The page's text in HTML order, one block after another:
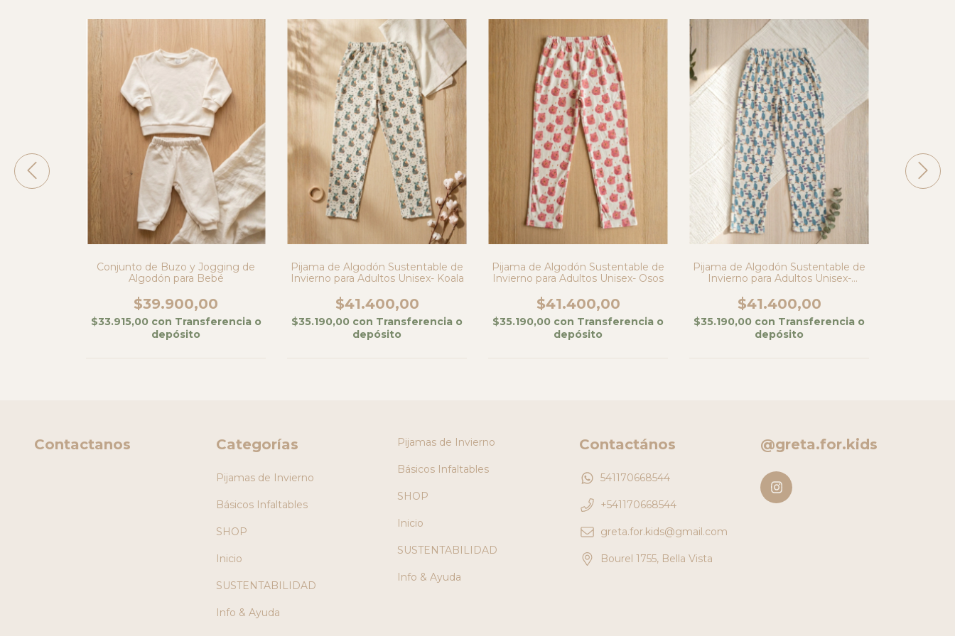
Conjunto de Buzo y Jogging de
Algodón para Bebé
$39.900,00
$33.915,00 con Transferencia o
depósito
Pijama de Algodón Sustentable de
Invierno para Adultos Unisex- Koala
$41.400,00
$35.190,00 con Transferencia o
depósito
Pijama de Algodón Sustentable de
Invierno para Adultos Unisex- Osos
$41.400,00
$35.190,00 con Transferencia o
depósito
Pijama de Algodón Sustentable de
Invierno para Adultos Unisex-
$41.400,00
$35.190,00 con Transferencia o
depósito
Contactanos Categorías
Pijamas de Invierno
Básicos Infaltables
SHOP
Inicio
SUSTENTABILIDAD
Info & Ayuda
Pijamas de Invierno
Básicos Infaltables
SHOP
Inicio
SUSTENTABILIDAD
Info & Ayuda
Contactános
541170668544
+541170668544
greta.for.kids@gmail.com
Bourel 1755, Bella Vista
@greta.for.kids